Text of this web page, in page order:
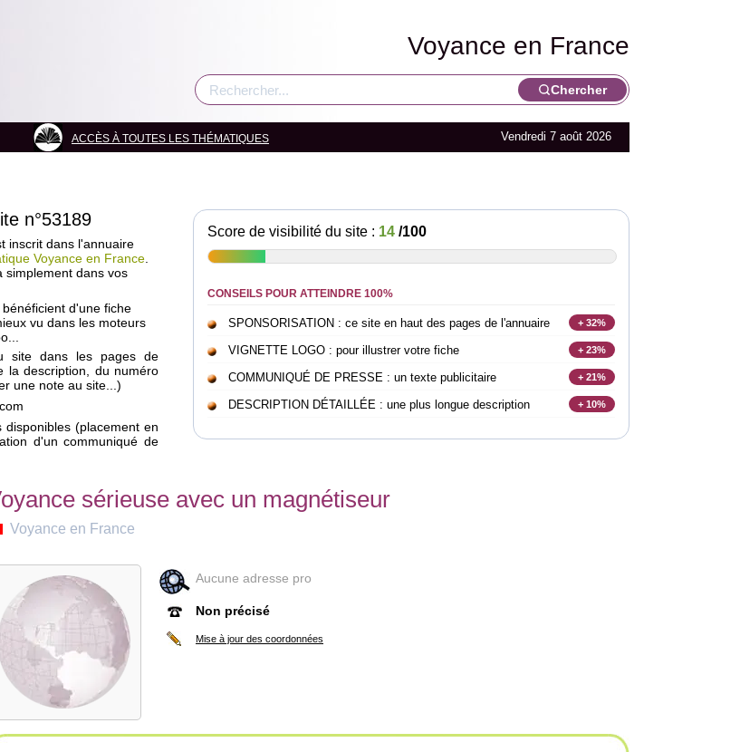
Voyance en France
Chercher
ACCÈS À TOUTES LES THÉMATIQUES Vendredi 7 août 2026
n°53189
inscrit dans l'annuaire
Voyance en France
simplement dans vos
d'une fiche
vu dans les moteurs
site dans les pages de
la description, du numéro
une note au site...)
(placement en
d'un communiqué de
Score de visibilité du site : 14 /100
CONSEILS POUR ATTEINDRE 100%
SPONSORISATION : ce site en haut des pages de l'annuaire + 32%
VIGNETTE LOGO : pour illustrer votre fiche + 23%
COMMUNIQUÉ DE PRESSE : un texte publicitaire + 21%
DESCRIPTION DÉTAILLÉE : une plus longue description + 10%
sérieuse avec un magnétiseur
Voyance en France
Aucune adresse pro
Non précisé
Mise à jour des coordonnées